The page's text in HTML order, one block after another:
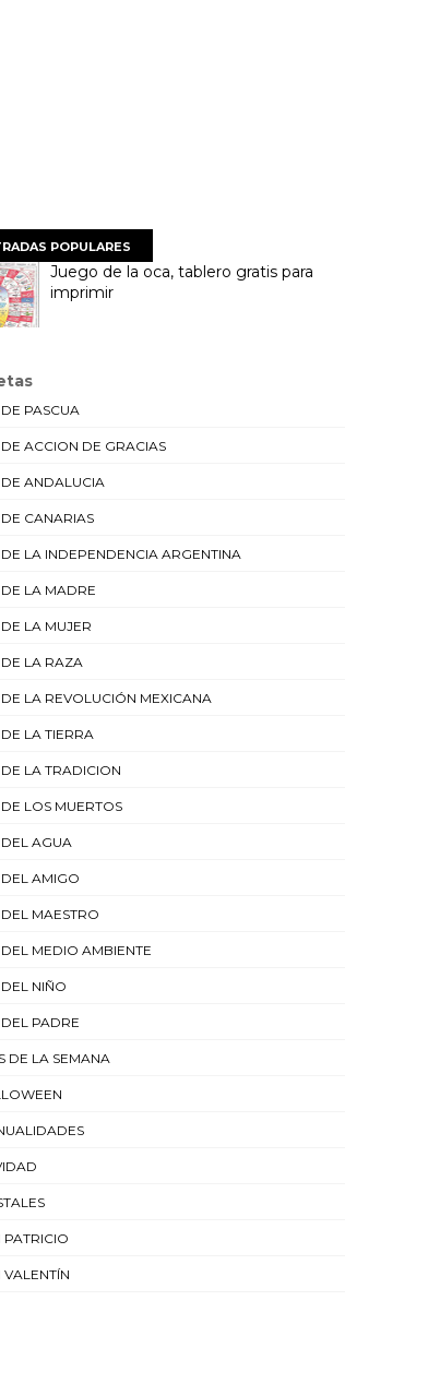
POPULARES
Juego de la oca, tablero gratis para
imprimir
PASCUA
ACCION DE GRACIAS
ANDALUCIA
CANARIAS
LA INDEPENDENCIA ARGENTINA
LA MADRE
LA MUJER
LA RAZA
LA REVOLUCIÓN MEXICANA
LA TIERRA
LA TRADICION
LOS MUERTOS
AGUA
AMIGO
MAESTRO
MEDIO AMBIENTE
NIÑO
PADRE
DE LA SEMANA
PATRICIO
VALENTÍN